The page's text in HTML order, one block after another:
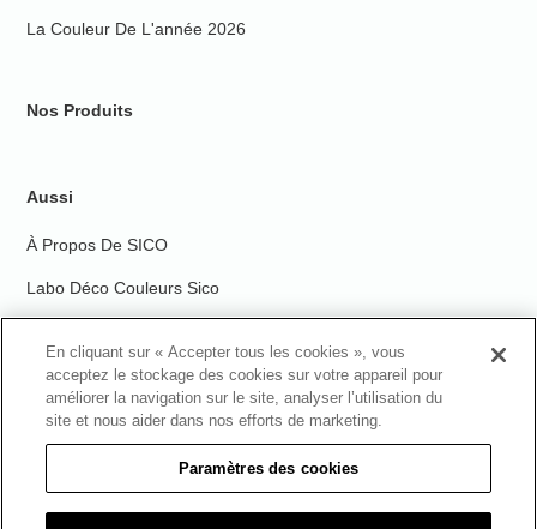
La Couleur De L'année 2026
Nos Produits
Aussi
À Propos De SICO
Labo Déco Couleurs Sico
Trouvez Un Détaillant
Sico est une marque déposée de PPG Architectural Finishes, Inc. © 2026
PPG Industries, Inc. Tous droits réservés.Conditions générales d'utilisation|
En cliquant sur « Accepter tous les cookies », vous
acceptez le stockage des cookies sur votre appareil pour
améliorer la navigation sur le site, analyser l’utilisation du
site et nous aider dans nos efforts de marketing.
Paramètres des cookies